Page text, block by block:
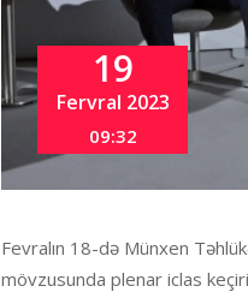
19
Fervral 2023
09:32
Fevralın 18-də Münxen
mövzusunda plenar iclas